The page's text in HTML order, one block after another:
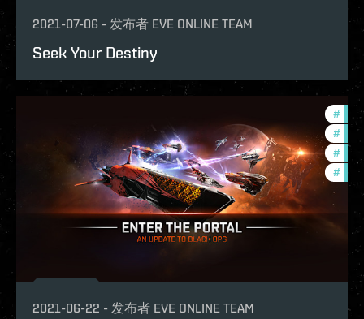
2021-07-06 - 发布者 EVE ONLINE TEAM
Seek Your Destiny
#
#
#
#
2021-06-22 - 发布者 EVE ONLINE TEAM